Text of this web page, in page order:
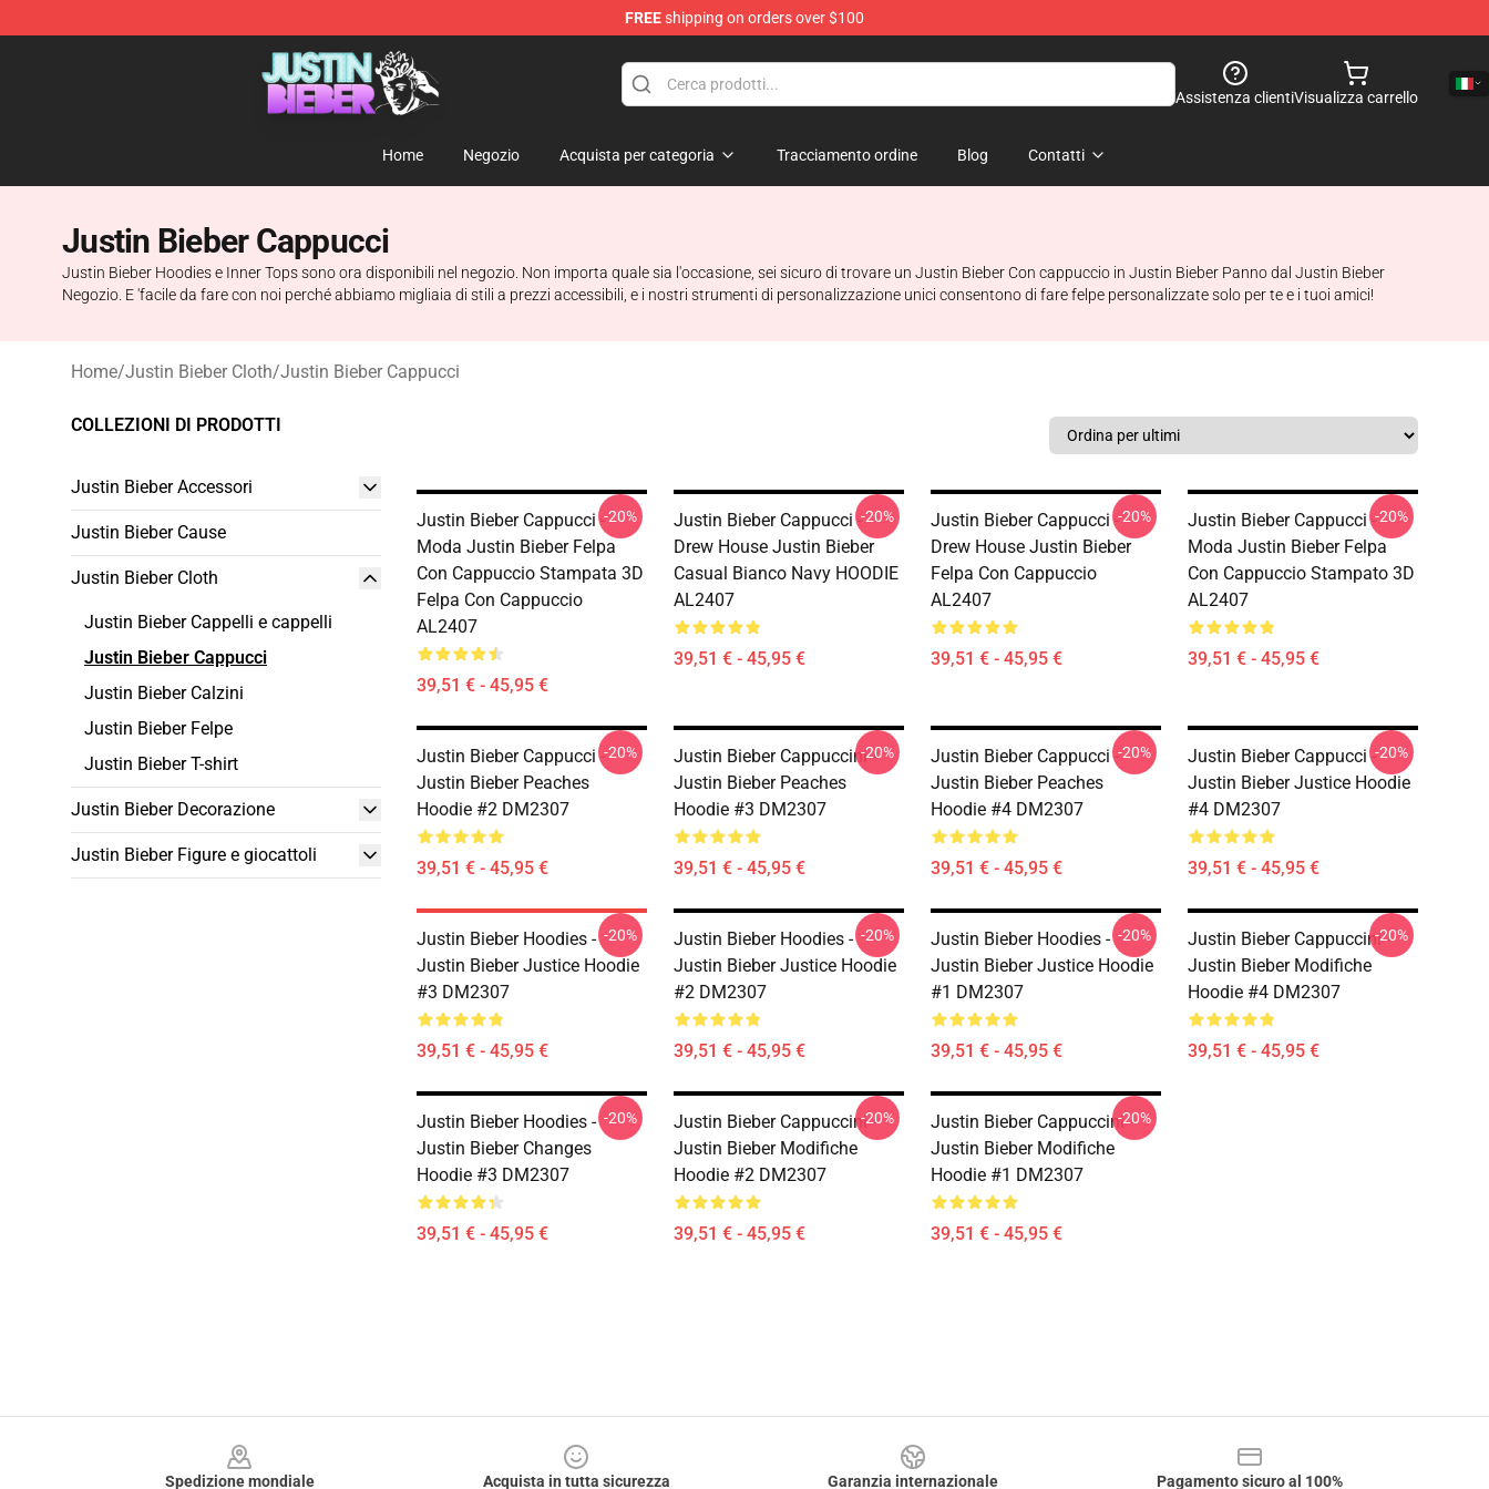
FREEshipping on orders over $100
Justin Bieber Store - Official Justin Bieber Merchandise Shop
Assistenza clientiVisualizza carrello
Home Negozio Acquista per categoria Tracciamento ordine Blog Contatti
Justin Bieber Cappucci
Justin Bieber Hoodies e Inner Tops sono ora disponibili nel negozio. Non importa quale sia l'occasione, sei sicuro di trovare un Justin Bieber Con cappuccio in Justin Bieber Panno dal Justin Bieber
Negozio. E 'facile da fare con noi perché abbiamo migliaia di stili a prezzi accessibili, e i nostri strumenti di personalizzazione unici consentono di fare felpe personalizzate solo per te e i tuoi amici!
Home/Justin Bieber Cloth/Justin Bieber Cappucci
COLLEZIONI DI PRODOTTI
Justin Bieber Accessori
Justin Bieber Cause
Justin Bieber Cloth
Justin Bieber Cappelli e cappelli
Justin Bieber Cappucci
Justin Bieber Calzini
Justin Bieber Felpe
Justin Bieber T-shirt
Justin Bieber Decorazione
Justin Bieber Figure e giocattoli
Justin Bieber Cappucci -
Moda Justin Bieber Felpa
Con Cappuccio Stampata 3D
Felpa Con Cappuccio
AL2407
39,51 € - 45,95 €
-20%
Justin Bieber Cappucci -
Drew House Justin Bieber
Casual Bianco Navy HOODIE
AL2407
39,51 € - 45,95 €
-20%
Justin Bieber Cappucci -
Drew House Justin Bieber
Felpa Con Cappuccio
AL2407
39,51 € - 45,95 €
-20%
Justin Bieber Cappucci -
Moda Justin Bieber Felpa
Con Cappuccio Stampato 3D
AL2407
39,51 € - 45,95 €
-20%
Justin Bieber Cappucci -
Justin Bieber Peaches
Hoodie #2 DM2307
39,51 € - 45,95 €
-20%
Justin Bieber Cappuccini -
Justin Bieber Peaches
Hoodie #3 DM2307
39,51 € - 45,95 €
-20%
Justin Bieber Cappucci -
Justin Bieber Peaches
Hoodie #4 DM2307
39,51 € - 45,95 €
-20%
Justin Bieber Cappucci -
Justin Bieber Justice Hoodie
#4 DM2307
39,51 € - 45,95 €
-20%
Justin Bieber Hoodies -
Justin Bieber Justice Hoodie
#3 DM2307
39,51 € - 45,95 €
-20%
Justin Bieber Hoodies -
Justin Bieber Justice Hoodie
#2 DM2307
39,51 € - 45,95 €
-20%
Justin Bieber Hoodies -
Justin Bieber Justice Hoodie
#1 DM2307
39,51 € - 45,95 €
-20%
Justin Bieber Cappuccini -
Justin Bieber Modifiche
Hoodie #4 DM2307
39,51 € - 45,95 €
-20%
Justin Bieber Hoodies -
Justin Bieber Changes
Hoodie #3 DM2307
39,51 € - 45,95 €
-20%
Justin Bieber Cappuccini -
Justin Bieber Modifiche
Hoodie #2 DM2307
39,51 € - 45,95 €
-20%
Justin Bieber Cappuccini -
Justin Bieber Modifiche
Hoodie #1 DM2307
39,51 € - 45,95 €
-20%
Spedizione mondiale Acquista in tutta sicurezza Garanzia internazionale Pagamento sicuro al 100%